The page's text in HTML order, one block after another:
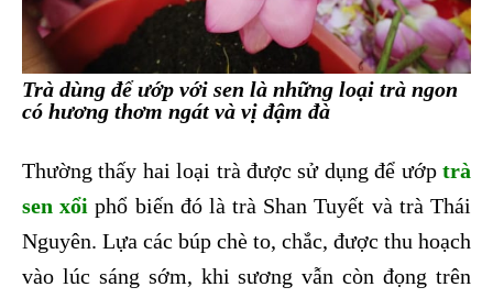
Trà dùng để ướp với sen là những loại trà ngon
có hương thơm ngát và vị đậm đà
Thường thấy hai loại trà được sử dụng để ướp trà
sen xổi phổ biến đó là trà Shan Tuyết và trà Thái
Nguyên. Lựa các búp chè to, chắc, được thu hoạch
vào lúc sáng sớm, khi sương vẫn còn đọng trên